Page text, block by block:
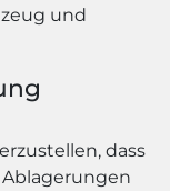
und
dass